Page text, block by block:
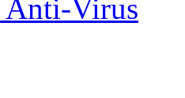
Anti-Virus